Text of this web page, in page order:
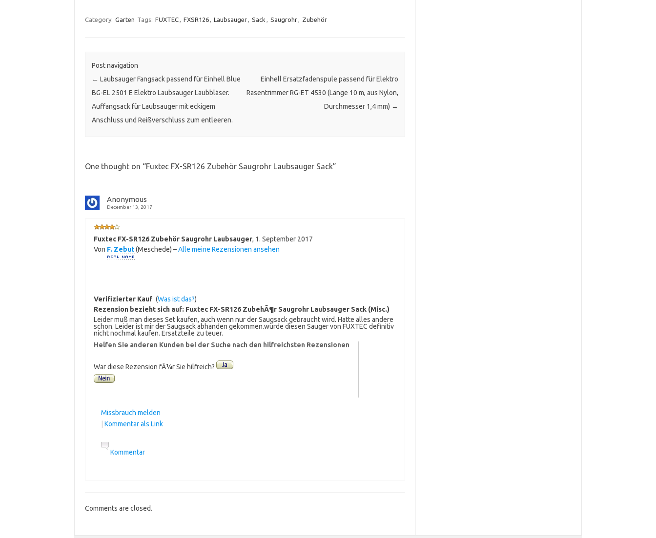
Category: Garten Tags: FUXTEC, FXSR126, Laubsauger, Sack , Saugrohr, Zubehör
Post navigation
← Laubsauger Fangsack passend für Einhell Blue
BG-EL 2501 E Elektro Laubsauger Laubbläser.
Auffangsack für Laubsauger mit eckigem
Anschluss und Reißverschluss zum entleeren.
Einhell Ersatzfadenspule passend für Elektro
Rasentrimmer RG-ET 4530 (Länge 10 m, aus Nylon,
Durchmesser 1,4 mm) →
One thought on “Fuxtec FX-SR126 Zubehör Saugrohr Laubsauger Sack”
Anonymous
December 13, 2017
Fuxtec FX-SR126 Zubehör Saugrohr Laubsauger, 1. September 2017
Von F. Zebut(Meschede) –Alle meine Rezensionen ansehen
Verifizierter Kauf (Was ist das?)
Rezension bezieht sich auf: Fuxtec FX-SR126 ZubehÃ¶r Saugrohr Laubsauger Sack (Misc.)
Leider muß man dieses Set kaufen, auch wenn nur der Saugsack gebraucht wird. Hatte alles andere
schon. Leider ist mir der Saugsack abhanden gekommen.würde diesen Sauger von FUXTEC definitiv
nicht nochmal kaufen. Ersatzteile zu teuer.
Helfen Sie anderen Kunden bei der Suche nach den hilfreichsten Rezensionen
War diese Rezension fÃ¼r Sie hilfreich?
Missbrauch melden
Kommentar als Link
Kommentar
Comments are closed.